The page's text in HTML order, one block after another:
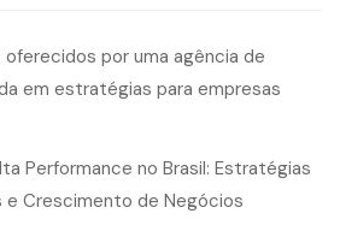
por uma agência de
em estratégias para empresas
Performance no Brasil: Estratégias
e Crescimento de Negócios